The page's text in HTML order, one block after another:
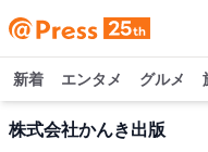
新着 エンタメ グルメ
株式会社かんき出版